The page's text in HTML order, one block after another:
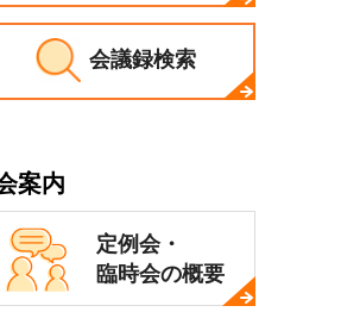
会議録検索
案内
定例会・
臨時会の概要